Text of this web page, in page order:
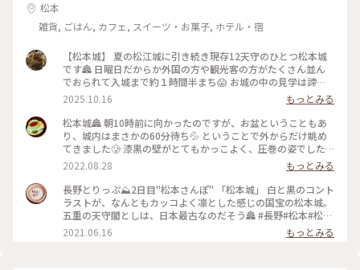
松本
雑貨, ごはん, カフェ, スイーツ・お菓子, ホテル・宿
【松本城】 夏の松江城に引き続き現存12天守のひとつ松本城
です🏯 日曜日だからか外国の方や観光客の方がたくさん並ん
でおられて入城まで約１時間半まち😱 お城の中の見学は諦め
て外観のみ堪能してきました 現存12天守のうち五重天守が見
れるのは姫路城と松本城のみ👀 別名が深志城の6階建のかっこ
いい黒いお城です✨ 黒いから烏城🐦‍⬛とも呼ばれているんです
がそれは60年前くらいにバスガイドさんが言いはじめたそうで
正式な別名ではないそうです😳 やはりお堀とおっきい天守閣
って絵になりますよねぇ☺️ お城の近くでコスモスが咲いてい
るのも見つけました🌸秋ですねぇ🍂 （2025.9.21） #現存12天
守 #国宝5城 #国宝 #お城 #秋の信州推し事の旅2025 #秋の装い
#松本 #ことりっぷ長野
2025.10.16
もっとみる
松本城🏯 朝10時前に向かったのですが、お盆ということもあ
り、城内はまさかの60分待ち💦 ということで外からだけ眺め
てきました🥲 漆黒の壁がとてもかっこよく、圧巻の姿でした✨
最寄りのバス停を降りると、お堀に白鳥がいました🦢 (来訪
日:8月中旬) #松本 #松本城 #城 #風景 #景色 #ことりっぷ長野
#Myことりっぷ #私のことりっぷ2022
2022.08.28
もっとみる
長野とりっぷ⛰2日目"松本さんぽ" 「松本城」 白と黒のコント
ラストが、なんともカッコよく凛とした感じの国宝の松本城。
五重の天守閣としは、日本最古なのだそう🏯 #長野#松本#松本
城#ライトアップ#自然にふれる
2021.06.16 もっとみる